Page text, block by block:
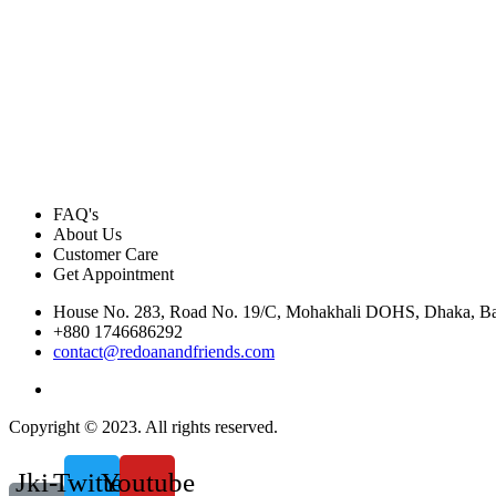
FAQ's
About Us
Customer Care
Get Appointment
House No. 283, Road No. 19/C, Mohakhali DOHS, Dhaka,
+880 1746686292
contact@redoanandfriends.com
Copyright © 2023. All rights reserved.
Jki-TwitterYoutube